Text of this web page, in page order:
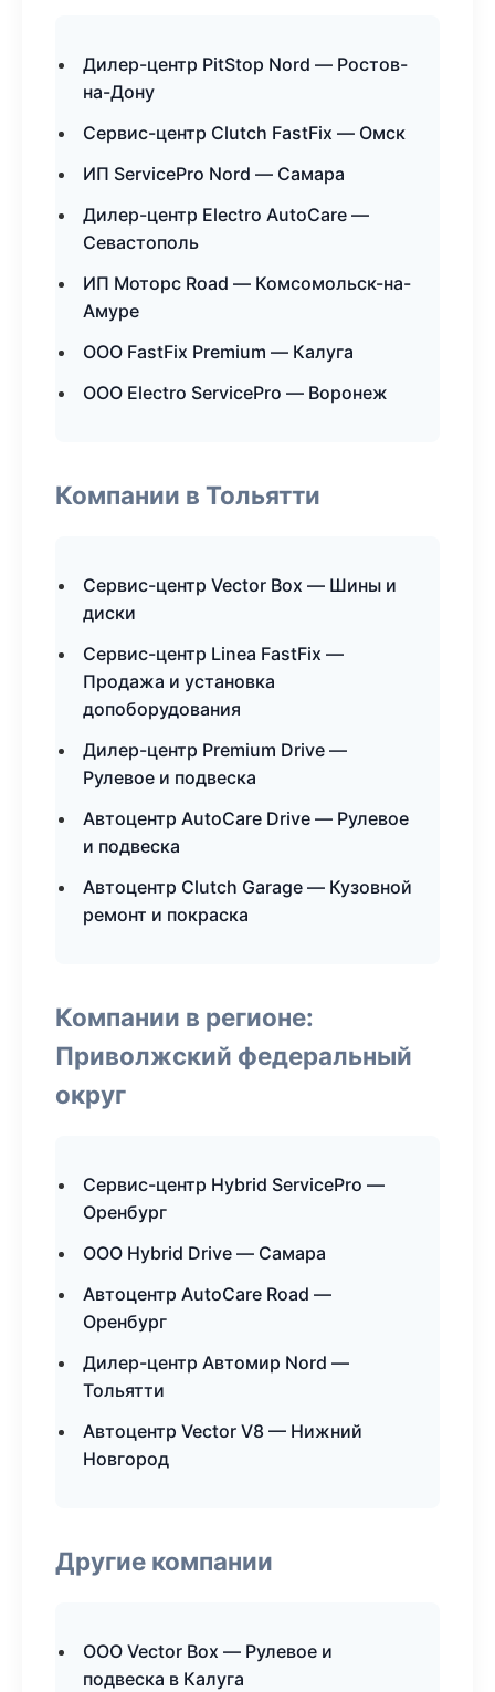
Дилер-центр PitStop Nord — Ростов-
на-Дону
Сервис-центр Clutch FastFix — Омск
ИП ServicePro Nord — Самара
Дилер-центр Electro AutoCare —
Севастополь
ИП Моторс Road — Комсомольск-на-
Амуре
ООО FastFix Premium — Калуга
ООО Electro ServicePro — Воронеж
Компании в Тольятти
Сервис-центр Vector Box — Шины и
диски
Сервис-центр Linea FastFix —
Продажа и установка
допоборудования
Дилер-центр Premium Drive —
Рулевое и подвеска
Автоцентр AutoCare Drive — Рулевое
и подвеска
Автоцентр Clutch Garage — Кузовной
ремонт и покраска
Компании в регионе:
Приволжский федеральный
округ
Сервис-центр Hybrid ServicePro —
Оренбург
ООО Hybrid Drive — Самара
Автоцентр AutoCare Road —
Оренбург
Дилер-центр Автомир Nord —
Тольятти
Автоцентр Vector V8 — Нижний
Новгород
Другие компании
ООО Vector Box — Рулевое и
подвеска в Калуга